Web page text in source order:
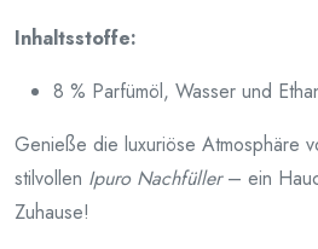
Inhaltsstoffe:
8 % Parfümöl, Wasser und
Genieße die luxuriöse Atmosphäre
stilvollen Ipuro Nachfüller– ein
Zuhause!